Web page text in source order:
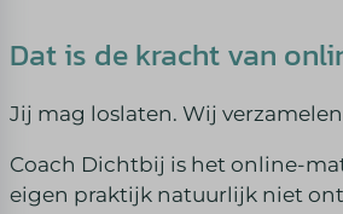
Dat is de kracht van
Jij mag loslaten. Wij
Coach Dichtbij is het online-
eigen praktijk natuurlijk niet